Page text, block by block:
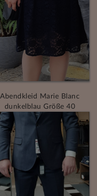
Abendkleid Marie Blanc
dunkelblau Größe 40